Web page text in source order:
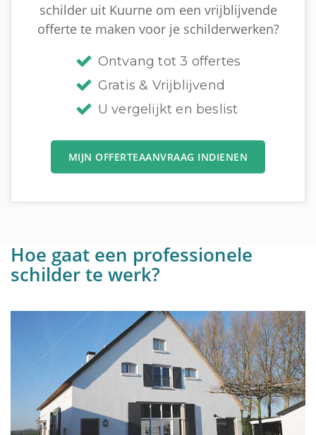
schilder uit Kuurne om een vrijblijvende
offerte te maken voor je schilderwerken?
Ontvang tot 3 offertes
Gratis & Vrijblijvend
U vergelijkt en beslist
MIJN OFFERTEAANVRAAG INDIENEN
Hoe gaat een professionele
schilder te werk?